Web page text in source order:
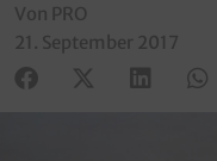
Von PRO
21. September 2017